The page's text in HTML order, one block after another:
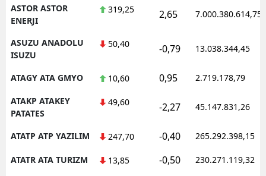
ASTOR ASTOR
ENERJI
319,25 2,65 7.000.380.614,75
ASUZU ANADOLU
ISUZU
50,40 -0,79 13.038.344,45
ATAGY ATA GMYO 10,60 0,95 2.719.178,79
ATAKP ATAKEY
PATATES
49,60 -2,27 45.147.831,26
ATATP ATP YAZILIM 247,70 -0,40 265.292.398,15
ATATR ATA TURIZM 13,85 -0,50 230.271.119,32